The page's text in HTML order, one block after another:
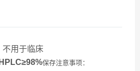
不用于临床
保存注意事项：